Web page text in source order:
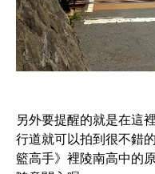
另外要提醒的就是在這
行道就可以拍到很不錯
籃高手》裡陵南高中的